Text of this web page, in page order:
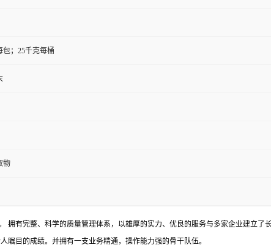
包；25千克每桶
物
拥有完整、科学的质量管理体系，以雄厚的实力、优良的服务与多家企业建立
目的成绩。并拥有一支业务精通，操作能力强的骨干队伍。